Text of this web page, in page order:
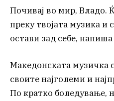
Почивај во мир, Владо.
преку твојата музика
остави зад себе, напиша
Македонската музичка
своите најголеми и
По кратко боледување,